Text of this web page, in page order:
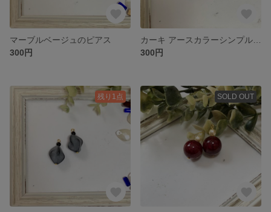
マーブルベージュのピアス
300円
300円
残り1点 SOLD OUT